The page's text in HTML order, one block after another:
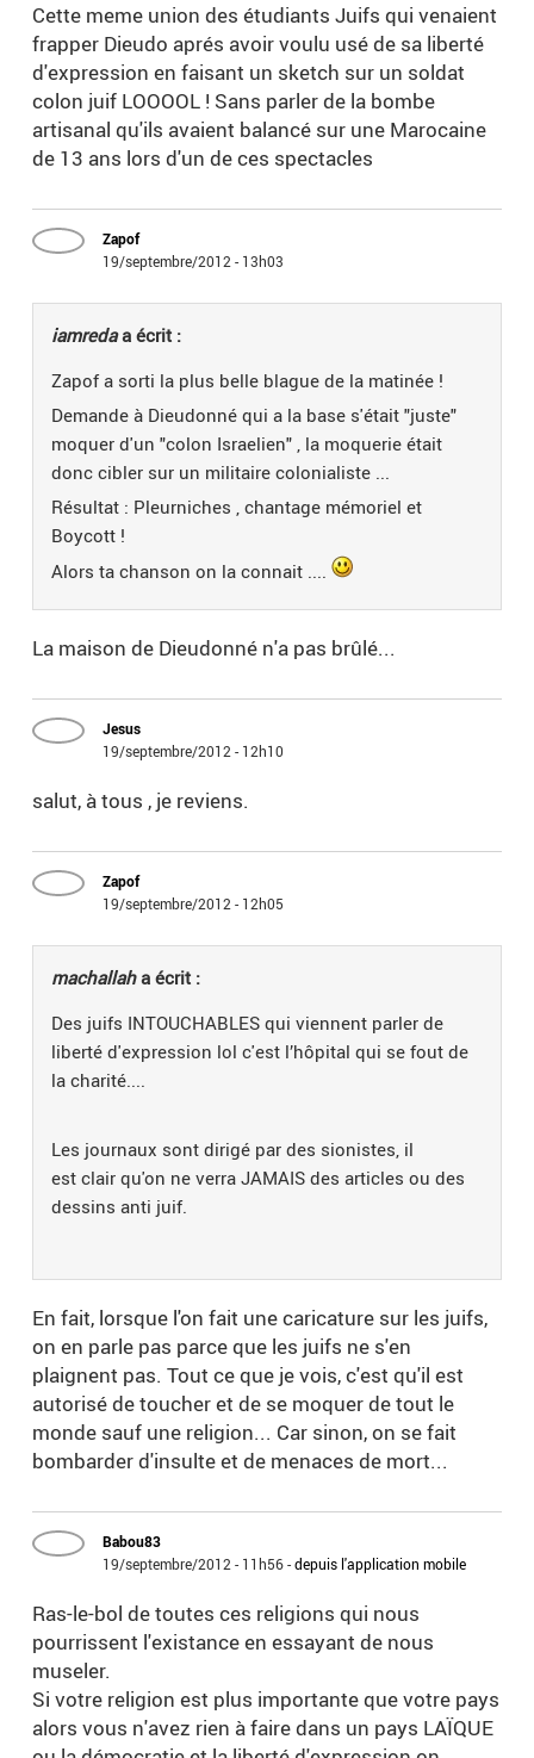
Cette meme union des étudiants Juifs qui venaient
frapper Dieudo aprés avoir voulu usé de sa liberté
d'expression en faisant un sketch sur un soldat
colon juif LOOOOL ! Sans parler de la bombe
artisanal qu'ils avaient balancé sur une Marocaine
de 13 ans lors d'un de ces spectacles
Zapof
19/septembre/2012 - 13h03
iamredaa écrit :
Zapof a sorti la plus belle blague de la matinée !
Demande à Dieudonné qui a la base s'était "juste"
moquer d'un "colon Israelien" , la moquerie était
donc cibler sur un militaire colonialiste ...
Résultat : Pleurniches , chantage mémoriel et
Boycott !
Alors ta chanson on la connait ....
La maison de Dieudonné n'a pas brûlé...
Jesus
19/septembre/2012 - 12h10
salut, à tous , je reviens.
Zapof
19/septembre/2012 - 12h05
machallaha écrit :
Des juifs INTOUCHABLES qui viennent parler de
liberté d'expression lol c'est l’hôpital qui se fout de
la charité....
Les journaux sont dirigé par des sionistes, il
est clair qu'on ne verra JAMAIS des articles ou des
dessins anti juif.
En fait, lorsque l'on fait une caricature sur les juifs,
on en parle pas parce que les juifs ne s'en
plaignent pas. Tout ce que je vois, c'est qu'il est
autorisé de toucher et de se moquer de tout le
monde sauf une religion... Car sinon, on se fait
bombarder d'insulte et de menaces de mort...
Babou83
19/septembre/2012 - 11h56-depuis l'application mobile
Ras-le-bol de toutes ces religions qui nous
pourrissent l'existance en essayant de nous
museler.
Si votre religion est plus importante que votre pays
alors vous n'avez rien à faire dans un pays LAÏQUE